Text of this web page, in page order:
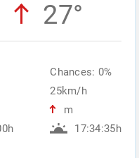
27°
Chances: 0%
25km/h
m
17:34:35h